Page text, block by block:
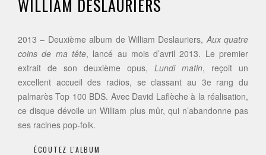
WILLIAM DESLAURIERS
2013 – Deuxième album de William Deslauriers,Aux quatre
coins de ma tête, lancé au mois d’avril 2013. Le premier
extrait de son deuxième opus, Lundi matin, reçoit un
excellent accueil des radios, se classant au 3e rang du
palmarès Top 100 BDS. Avec David Laflèche à la réalisation,
ce disque dévoile un William plus mûr, qui n’abandonne pas
ses racines pop-folk.
ÉCOUTEZ L'ALBUM